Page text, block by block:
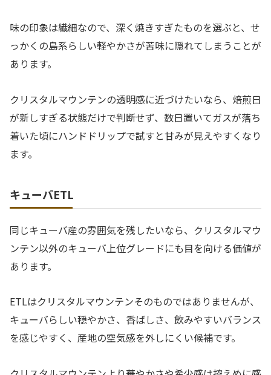
味の印象は繊細なので、深く焼きすぎたものを選ぶと、せ
っかくの島系らしい軽やかさが苦味に隠れてしまうことが
あります。
クリスタルマウンテンの透明感に近づけたいなら、焙煎日
が新しすぎる状態だけで判断せず、数日置いてガスが落ち
着いた頃にハンドドリップで試すと甘みが見えやすくなり
ます。
キューバETL
同じキューバ産の雰囲気を残したいなら、クリスタルマウ
ンテン以外のキューバ上位グレードにも目を向ける価値が
あります。
ETLはクリスタルマウンテンそのものではありませんが、
キューバらしい穏やかさ、香ばしさ、飲みやすいバランス
を感じやすく、産地の空気感を外しにくい候補です。